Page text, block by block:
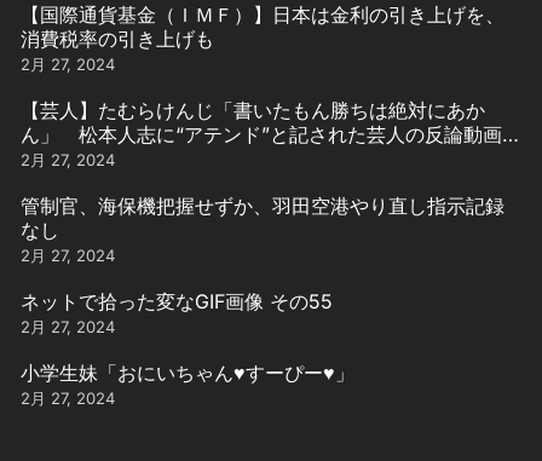
【国際通貨基金（ＩＭＦ）】日本は金利の引き上げを、
消費税率の引き上げも
2月 27, 2024
【芸人】たむらけんじ「書いたもん勝ちは絶対にあか
ん」 松本人志に“アテンド”と記された芸人の反論動画引
用
2月 27, 2024
管制官、海保機把握せずか、羽田空港やり直し指示記録
なし
2月 27, 2024
ネットで拾った変なGIF画像 その55
2月 27, 2024
小学生妹「おにいちゃん♥️すーぴー♥️」
2月 27, 2024